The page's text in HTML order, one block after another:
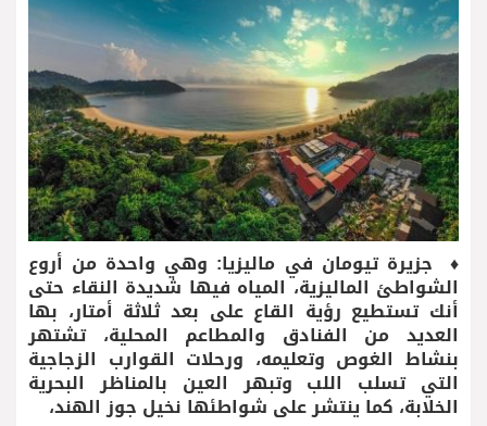
♦ جزيرة تيومان في ماليزيا: وهي واحدة من أروع
الشواطئ الماليزية، المياه فيها شديدة النقاء حتى
أنك تستطيع رؤية القاع على بعد ثلاثة أمتار، بها
العديد من الفنادق والمطاعم المحلية، تشتهر
بنشاط الغوص وتعليمه، ورحلات القوارب الزجاجية
التي تسلب اللب وتبهر العين بالمناظر البحرية
الخلابة، كما ينتشر على شواطئها نخيل جوز الهند،